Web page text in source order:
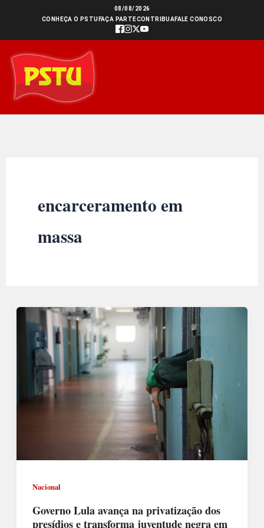
conteúdo
08/08/2026
CONHEÇA O PSTU FAÇA PARTECONTRIBUAFALE CONOSCO
encarceramento em
massa
Nacional
Governo Lula avança na privatização dos
presídios e transforma juventude negra em